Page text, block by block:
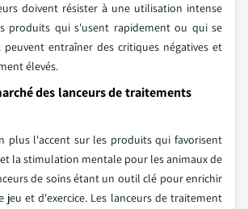
doivent résister à une utilisation intense
produits qui s'usent rapidement ou qui se
entraîner des critiques négatives et
élevés.
des lanceurs de traitements
plus l'accent sur les produits qui favorisent
la stimulation mentale pour les animaux de
de soins étant un outil clé pour enrichir
jeu et d'exercice. Les lanceurs de traitement